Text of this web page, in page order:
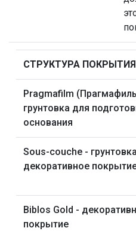
СТРУКТУРА ПОКРЫТИЯ
Pragmafilm
грунтовка для
основания
Sous-couche -
декоративное
Biblos Gold -
покрытие